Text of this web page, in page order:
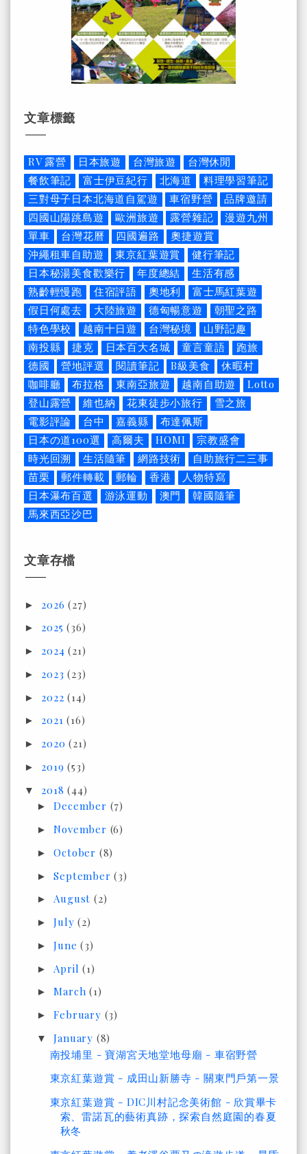
文章標籤
RV 露營 日本旅遊 台灣旅遊
台灣休閒
餐飲筆記
富士伊豆紀行 北海道
料理學習筆記
三對母子日本北海道自駕遊
車宿野營
品牌邀請
四國山陽跳島遊
歐洲旅遊 露營雜記
漫遊九州
單車
台灣花曆 四國遍路
奧捷遊賞
沖繩租車自助遊
東京紅葉遊賞
健行筆記
日本秘湯美食歡樂行
年度總結
生活有感
熟齡輕慢跑
住宿評語 奧地利
富士馬紅葉遊
假日何處去
大陸旅遊 德匈暢意遊
朝聖之路
特色學校
越南十日遊 台灣秘境
山野記趣
南投縣
捷克 日本百大名城 童言童語
跑旅
德國
營地評選 閱讀筆記 B級美食
休暇村
咖啡廳
布拉格 東南亞旅遊 越南自助遊
Lotto
登山露營
維也納 花東徒步小旅行
雪之旅
電影評論
台中 嘉義縣
布達佩斯
日本の道100選
高爾夫 HOMI
宗教盛會
時光回溯
生活隨筆 網路技術
自助旅行二三事
苗栗
郵件轉載 郵輪 香港
人物特寫
日本瀑布百選
游泳運動 澳門
韓國隨筆
馬來西亞沙巴
文章存檔
► 2026(27)
► 2025(36)
► 2024(21)
► 2023(23)
► 2022(14)
► 2021(16)
► 2020(21)
► 2019(53)
▼ 2018(44)
►December (7)
►November (6)
►October (8)
►September(3)
► August(2)
►July(2)
►June(3)
► April(1)
►March(1)
►February (3)
▼January (8)
南投埔里 - 寶湖宮天地堂地母廟 - 車宿野營
東京紅葉遊賞 - 成田山新勝寺 - 關東門戶第一景
東京紅葉遊賞 - DIC川村記念美術館 - 欣賞畢卡
索、雷諾瓦的藝術真跡，探索自然庭園的春夏
秋冬